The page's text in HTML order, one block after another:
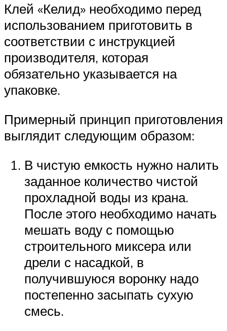
Клей «Келид» необходимо перед
использованием приготовить в
соответствии с инструкцией
производителя, которая
обязательно указывается на
упаковке.
Примерный принцип приготовления
выглядит следующим образом:
В чистую емкость нужно налить
заданное количество чистой
прохладной воды из крана.
После этого необходимо начать
мешать воду с помощью
строительного миксера или
дрели с насадкой, в
получившуюся воронку надо
постепенно засыпать сухую
смесь.